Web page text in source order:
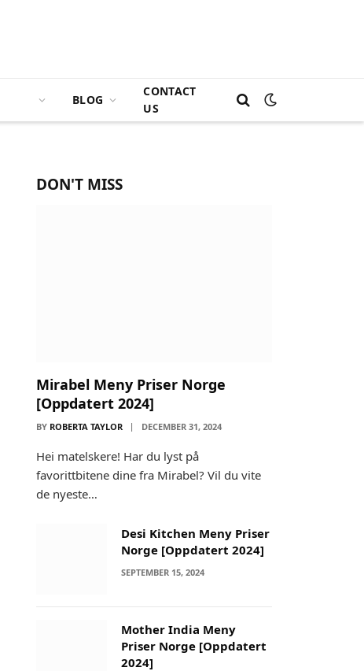
BLOG
CONTACT
US
DON'T MISS
Mirabel Meny Priser Norge
[Oppdatert 2024]
BY ROBERTA TAYLOR DECEMBER 31, 2024
Hei matelskere! Har du lyst på
favorittbitene dine fra Mirabel? Vil du vite
de nyeste…
Desi Kitchen Meny Priser
Norge [Oppdatert 2024]
SEPTEMBER 15, 2024
Mother India Meny
Priser Norge [Oppdatert
2024]